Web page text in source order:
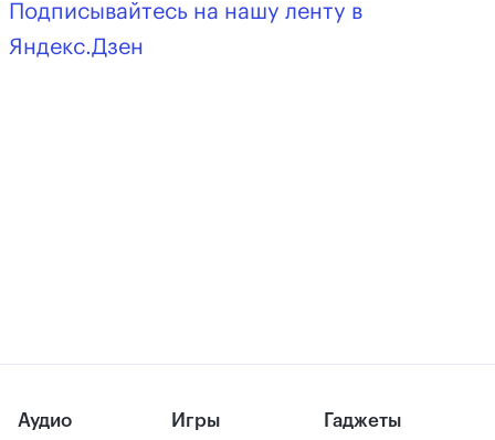
Подписывайтесь на нашу ленту в
Яндекс.Дзен
Аудио Игры Гаджеты